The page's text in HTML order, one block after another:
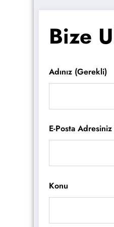
Bize
Adınız (gerekli)
E-Posta
Konu